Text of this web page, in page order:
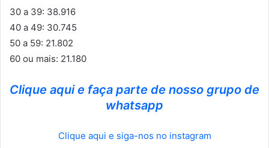
30 a 39: 38.916
40 a 49: 30.745
50 a 59: 21.802
60 ou mais: 21.180
Clique aqui e faça parte de nosso grupo de
whatsapp
Clique aqui e siga-nos no instagram